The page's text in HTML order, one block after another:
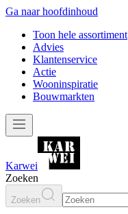
Ga naar hoofdinhoud
Toon hele assortiment
Advies
Klantenservice
Actie
Wooninspiratie
Bouwmarkten
Karwei
Zoeken
Zoeken